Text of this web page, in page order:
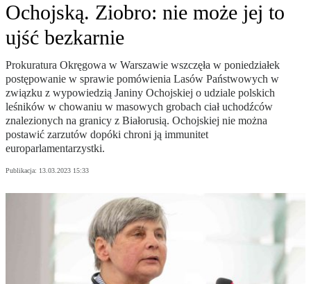
Ochojską. Ziobro: nie może jej to
ujść bezkarnie
Prokuratura Okręgowa w Warszawie wszczęła w poniedziałek
postępowanie w sprawie pomówienia Lasów Państwowych w
związku z wypowiedzią Janiny Ochojskiej o udziale polskich
leśników w chowaniu w masowych grobach ciał uchodźców
znalezionych na granicy z Białorusią. Ochojskiej nie można
postawić zarzutów dopóki chroni ją immunitet
europarlamentarzystki.
Publikacja: 13.03.2023 15:33